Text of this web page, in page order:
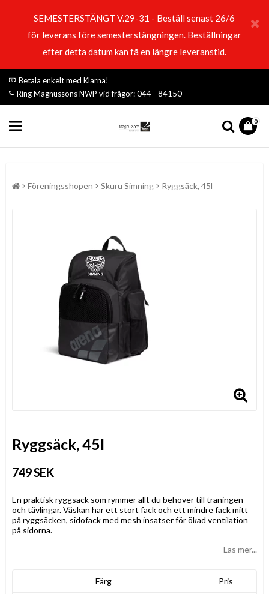
SEMESTERSTÄNGT V.29-31 - Beställ senast 26/6
för leverans före semesterstängningen. Beställningar
efter detta datum kan få en längre leveranstid.
Betala enkelt med Klarna!
Ring Magnussons NWP vid frågor: 044 - 84150
0
Föreningsshopen Skuru Simning Ryggsäck, 45l
Ryggsäck, 45l
749 SEK
En praktisk ryggsäck som rymmer allt du behöver till träningen
och tävlingar. Väskan har ett stort fack och ett mindre fack mitt
på ryggsäcken, sidofack med mesh insatser för ökad ventilation
på sidorna.
Läs mer...
Färg Pris